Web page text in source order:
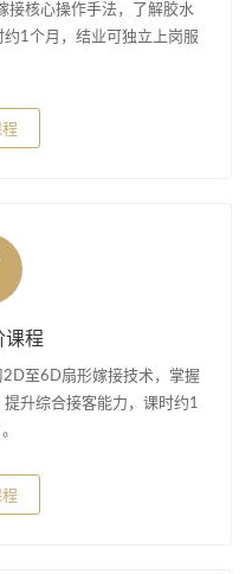
接核心操作手法，了解胶水
1个月，结业可独立上岗服
程
课程
至6D扇形嫁接技术，掌握
升综合接客能力，课时约1
程